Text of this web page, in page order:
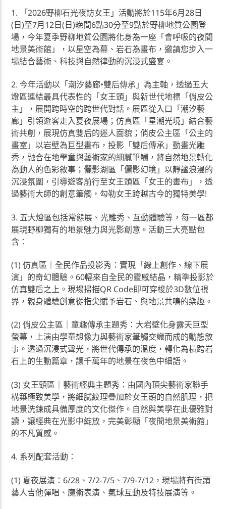
1. 「2026野柳石光夜訪女王」活動將於115年6月28日
(日)至7月12日(日)晚間6點30分至9點於野柳地質公園登
場，今年夏季野柳地質公園將化身為一座「會呼吸的夜間
地景美術館」，以星空為幕、岩石為畫布，邀請您步入一
場結合藝術、科技與自然律動的沉浸式盛宴。
2. 今年活動以「潮汐藝廊•雙后傳承」為主軸，透過五大
燈區連結最具代表性的「女王頭」與新世代地標「俏皮公
主」，展開跨時空的跨世代對話。展區從入口「潮汐藝
廊」引領遊客走入夏夜展場；仿真區「星潮光境」結合藝
術共創，展現仿真雙后的迷人面貌；俏皮公主區「公主的
畫室」以岩壁為巨型畫布，投影「雙后傳承」動畫光雕
秀，融合在地學童與藝術家的細膩筆觸，將自然地景轉化
為動人的色彩敘事；儷影湖區「儷影幻境」以靜謐浪漫的
沉浸氛圍，引導遊客前行至女王頭區「女王的畫布」，透
過藝術大師的創意筆觸，勾勒女王跨越古今的獨特美學!
3. 五大燈區包括常態展、光雕秀、互動體驗等，每一區都
展現野柳獨有的地景魅力與光影創意。活動三大亮點包
含：
(1) 仿真區｜全民作品投影秀：實現「線上創作、線下展
演」的奇幻體驗。60幅來自全民的靈感結晶，精準投影於
仿真雙后之上。現場掃描QR Code即可穿梭於3D數位視
界，親身體驗創意從指尖賦予岩石、與地景共鳴的樂趣。
(2) 俏皮公主區｜童趣傳承主題秀：大岩壁化身露天巨型
螢幕，上演由學童想像力與藝術家筆觸交織而成的動態敘
事。透過沉浸式聲光，將世代傳承的溫度，轉化為橫跨岩
石上的生動篇章，讓千萬年的地景在夜色中細語。
(3) 女王頭區｜藝術經典主題秀：由國內頂尖藝術家聯手
構築極致美學，將細膩紋理疊加於女王頭的自然肌理，把
地景洗鍊成具備厚度的文化傑作。自然與美學在此優雅對
讀，讓經典在光影中綻放，完美彰顯「夜間地景美術館」
的不凡質感。
4. 系列配套活動：
(1) 夏夜展演：6/28、7/2-7/5、7/9-7/12，現場將有街頭
藝人吉他彈唱、魔術表演、氣球互動及特技展演等。